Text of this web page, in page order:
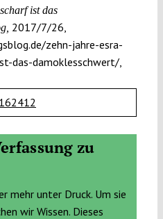
ist das
2017/7/26,
zehn-jahre-esra-
das-damoklesschwert/,
zu
mehr unter Druck. Um sie
wir Wissen. Dieses